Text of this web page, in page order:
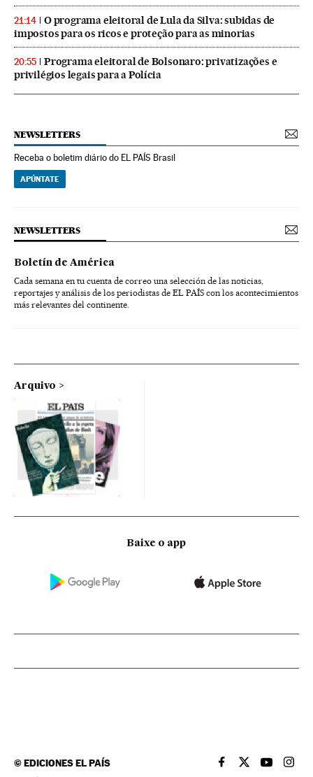
21:14
O programa eleitoral de Lula da Silva: subidas de
impostos para os ricos e proteção para as minorias
20:55
Programa eleitoral de Bolsonaro: privatizações e
privilégios legais para a Polícia
NEWSLETTERS
Receba o boletim diário do EL PAÍS Brasil
APÚNTATE
NEWSLETTERS
Boletín de América
Cada semana en tu cuenta de correo una selección de las noticias,
reportajes y análisis de los periodistas de EL PAÍS con los acontecimientos
más relevantes del continente.
Arquivo
Baixe o app
©EDICIONES EL PAÍS EL PAÍS BRASIL EN
EL PAÍSEL PAÍS
EL